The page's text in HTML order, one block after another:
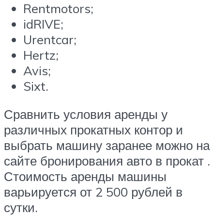
Rentmotors;
idRIVE;
Urentcar;
Hertz;
Avis;
Sixt.
Сравнить условия аренды у
различных прокатных контор и
выбрать машину заранее можно на
сайте бронирования авто в прокат .
Стоимость аренды машины
варьируется от 2 500 рублей в
сутки.